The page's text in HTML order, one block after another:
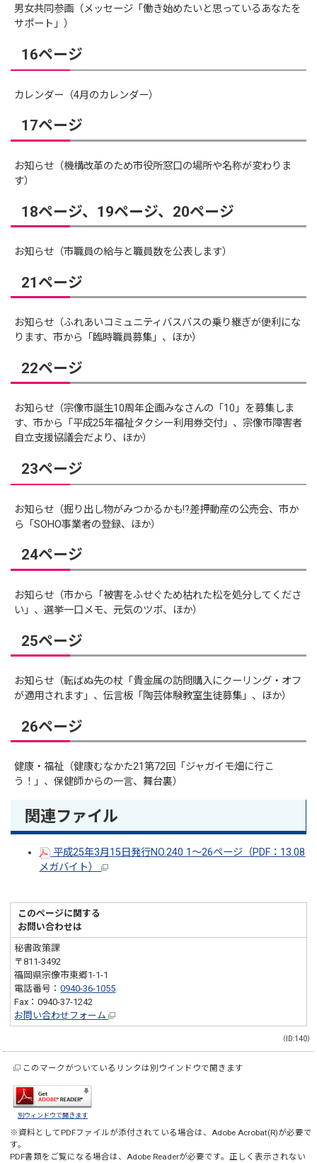
男女共同参画（メッセージ「働き始めたいと思っているあなたを
サポート」）
16ページ
カレンダー（4月のカレンダー）
17ページ
お知らせ（機構改革のため市役所窓口の場所や名称が変わりま
す）
18ページ、19ページ、20ページ
お知らせ（市職員の給与と職員数を公表します）
21ページ
お知らせ（ふれあいコミュニティバスバスの乗り継ぎが便利にな
ります、市から「臨時職員募集」、ほか）
22ページ
お知らせ（宗像市誕生10周年企画みなさんの「10」を募集しま
す、市から「平成25年福祉タクシー利用券交付」、宗像市障害者
自立支援協議会だより、ほか）
23ページ
お知らせ（掘り出し物がみつかるかも!?差押動産の公売会、市か
ら「SOHO事業者の登録、ほか）
24ページ
お知らせ（市から「被害をふせぐため枯れた松を処分してくださ
い」、選挙一口メモ、元気のツボ、ほか）
25ページ
お知らせ（転ばぬ先の杖「貴金属の訪問購入にクーリング・オフ
が適用されます」、伝言板「陶芸体験教室生徒募集」、ほか）
26ページ
健康・福祉（健康むなかた21第72回「ジャガイモ畑に行こ
う！」、保健師からの一言、舞台裏）
関連ファイル
平成25年3月15日発行NO.240 1～26ページ（PDF：13.08
メガバイト）
このページに関する
お問い合わせは
秘書政策課
〒811-3492
福岡県宗像市東郷1-1-1
電話番号：0940-36-1055
Fax：0940-37-1242
お問い合わせフォーム
（ID:140）
このマークがついているリンクは別ウインドウで開きます
別ウィンドウで開きます
※資料としてPDFファイルが添付されている場合は、Adobe Acrobat(R)が必要で
す。
PDF書類をご覧になる場合は、Adobe Readerが必要です。正しく表示されない